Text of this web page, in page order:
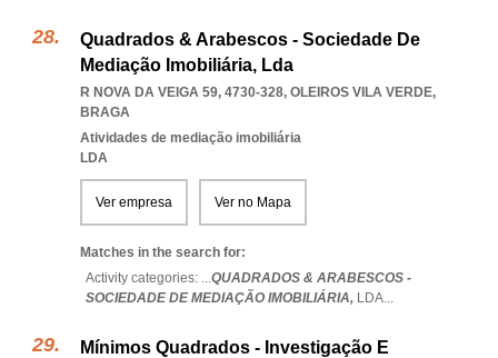
Quadrados & Arabescos - Sociedade De
Mediação Imobiliária, Lda
R NOVA DA VEIGA 59, 4730-328, OLEIROS VILA VERDE,
BRAGA
Atividades de mediação imobiliária
LDA
Ver empresa Ver no Mapa
Matches in the search for:
Activity categories: ...QUADRADOS & ARABESCOS -
SOCIEDADE DE MEDIAÇÃO IMOBILIÁRIA, LDA...
Mínimos Quadrados - Investigação E